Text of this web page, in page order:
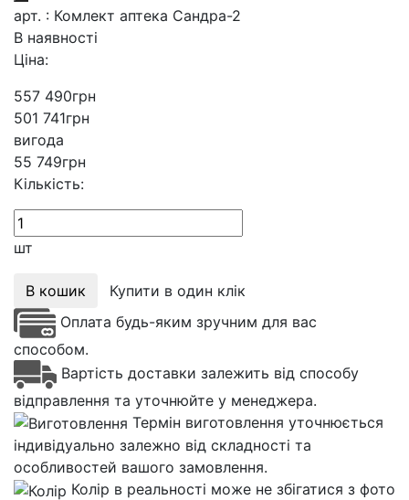
арт. : Комлект аптека Сандра-2
В наявності
Ціна:
557 490грн
501 741грн
вигода
55 749грн
Кількість:
шт
В кошик
Купити в один клік
Оплата будь-яким зручним для вас
способом.
Вартість доставки залежить від способу
відправлення та уточнюйте у менеджера.
Термін виготовлення уточнюється
індивідуально залежно від складності та
особливостей вашого замовлення.
Колір в реальності може не збігатися з фото